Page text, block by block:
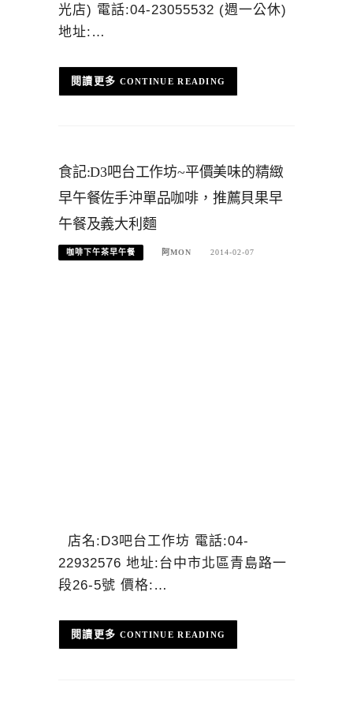
光店) 電話:04-23055532 (週一公休)
地址:…
CONTINUE READING
食記:D3吧台工作坊~平價美味的精緻
早午餐佐手沖單品咖啡，推薦貝果早
午餐及義大利麵
咖啡下午茶早午餐 阿MON 2014-02-07
店名:D3吧台工作坊 電話:04-
22932576 地址:台中市北區青島路一
段26-5號 價格:…
CONTINUE READING